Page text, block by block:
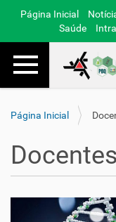
Página Inicial
Saúde
Toggle navigation
Página Inicial
Docentes